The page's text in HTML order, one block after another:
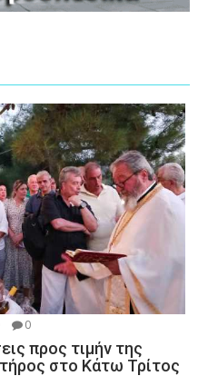
0
προς τιμήν της
στο Κάτω Τρίτος